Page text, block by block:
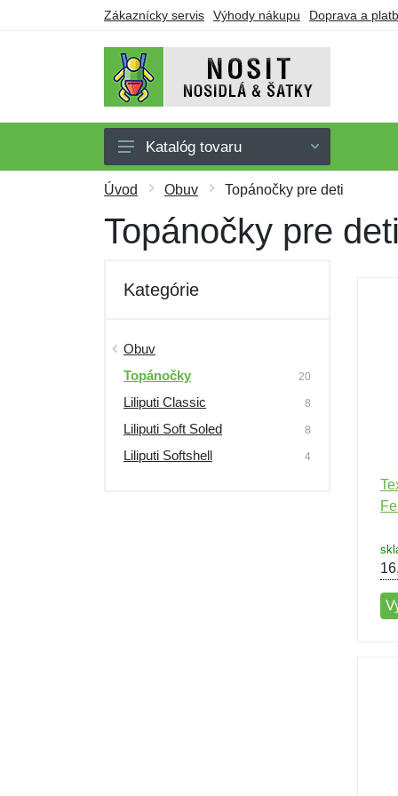
Zákaznícky servis Výhody nákupu Doprava a
Nosidlá
Šatky
Oblečenie pre nosenie
Doplnky
Darčekové poukazy
Výpredaj
Katalóg tovaru
Úvod Obuv Topánočky pre deti
Topánočky pre deti
Kategórie
Obuv
Topánočky
20
Liliputi Classic 8
Liliputi Soft Soled 8
Liliputi Softshell 4